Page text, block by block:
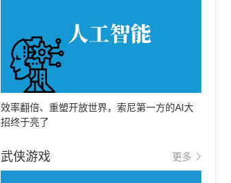
效率翻倍、重塑开放世界，索尼第一方的AI大
招终于亮了
武侠游戏 更多